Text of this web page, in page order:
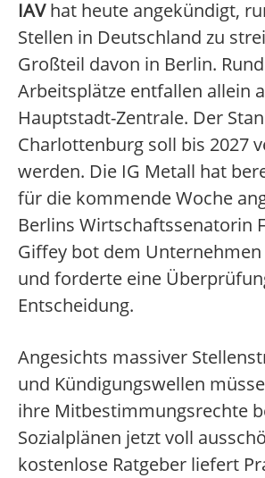
IAVhat heute angekündigt,
Stellen in Deutschland zu
Großteil davon in Berlin.
Arbeitsplätze entfallen allein
Hauptstadt-Zentrale. Der
Charlottenburg soll bis 2027
werden. Die IG Metall hat
für die kommende Woche
Berlins Wirtschaftssenatorin
Giffey bot dem Unternehmen
und forderte eine
Entscheidung.
Angesichts massiver
und Kündigungswellen
ihre Mitbestimmungsrechte
Sozialplänen jetzt voll
kostenlose Ratgeber liefert